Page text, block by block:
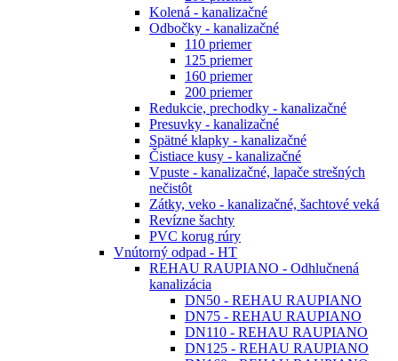
Kolená - kanalizačné
Odbočky - kanalizačné
110 priemer
125 priemer
160 priemer
200 priemer
Redukcie, prechodky - kanalizačné
Presuvky - kanalizačné
Spätné klapky - kanalizačné
Čistiace kusy - kanalizačné
Vpuste - kanalizačné, lapače strešných
nečistôt
Zátky, veko - kanalizačné, šachtové veká
Revízne šachty
PVC korug rúry
Vnútorný odpad - HT
REHAU RAUPIANO - Odhlučnená
kanalizácia
DN50 - REHAU RAUPIANO
DN75 - REHAU RAUPIANO
DN110 - REHAU RAUPIANO
DN125 - REHAU RAUPIANO